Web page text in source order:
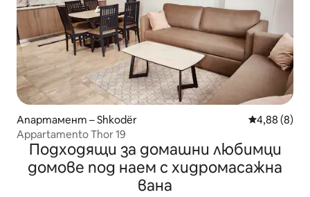
Апартамент – Shkodër Средна
4,88 (8)
Appartamento Thor 19
Подходящи за домашни любимци
домове под наем с хидромасажна
вана